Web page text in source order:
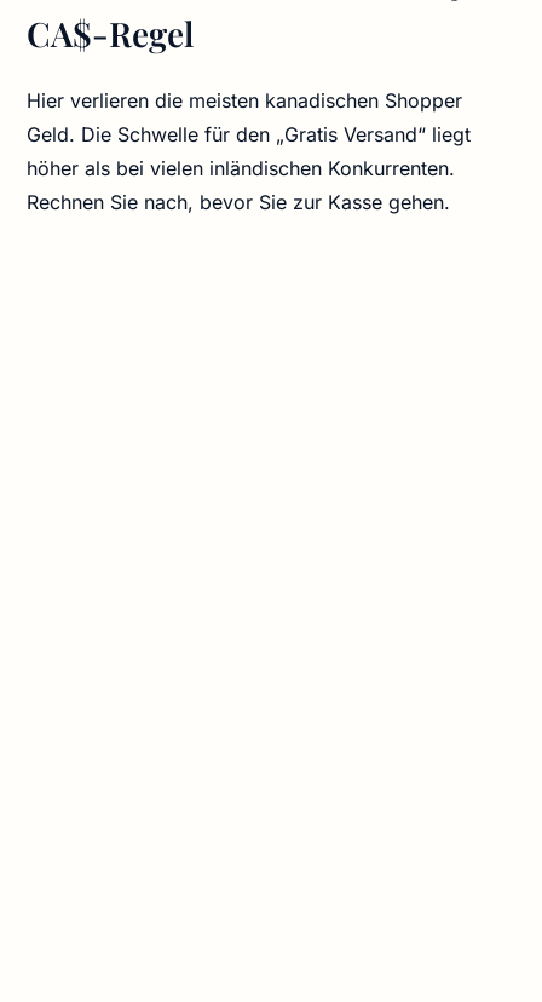
CA$-Regel
Hier verlieren die meisten kanadischen Shopper
Geld. Die Schwelle für den „Gratis Versand“ liegt
höher als bei vielen inländischen Konkurrenten.
Rechnen Sie nach, bevor Sie zur Kasse gehen.